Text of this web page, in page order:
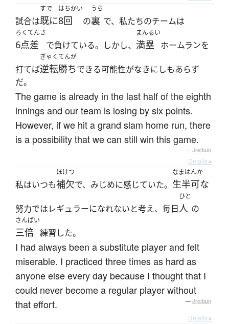
試合は
すで
既に
はちかい
8回 の
うら
裏 で、私たちのチームは
ろくてんさ
6点差 で負けている。しかし、
まんるい
満塁 ホームランを
打てば
ぎゃくてんが
逆転勝ちできる可能性がなきにしもあらず
だ。
The game is already in the last half of the eighth
innings and our team is losing by six points.
However, if we hit a grand slam home run, there
is a possibility that we can still win this game.
— Jreibun
Details ▸
私はいつも
ほけつ
補欠で、みじめに感じていた。
なまはんか
生半可な
努力ではレギュラーになれないと考え、毎日
ひと
人 の
さんばい
三倍 練習した。
I had always been a substitute player and felt
miserable. I practiced three times as hard as
anyone else every day because I thought that I
could never become a regular player without
that effort.
— Jreibun
Details ▸